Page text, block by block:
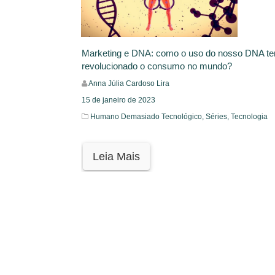
Marketing e DNA: como o uso do nosso DNA
revolucionado o consumo no mundo?
Anna Júlia Cardoso Lira
15 de janeiro de 2023
Humano Demasiado Tecnológico, Séries, Tecnologia
Leia Mais